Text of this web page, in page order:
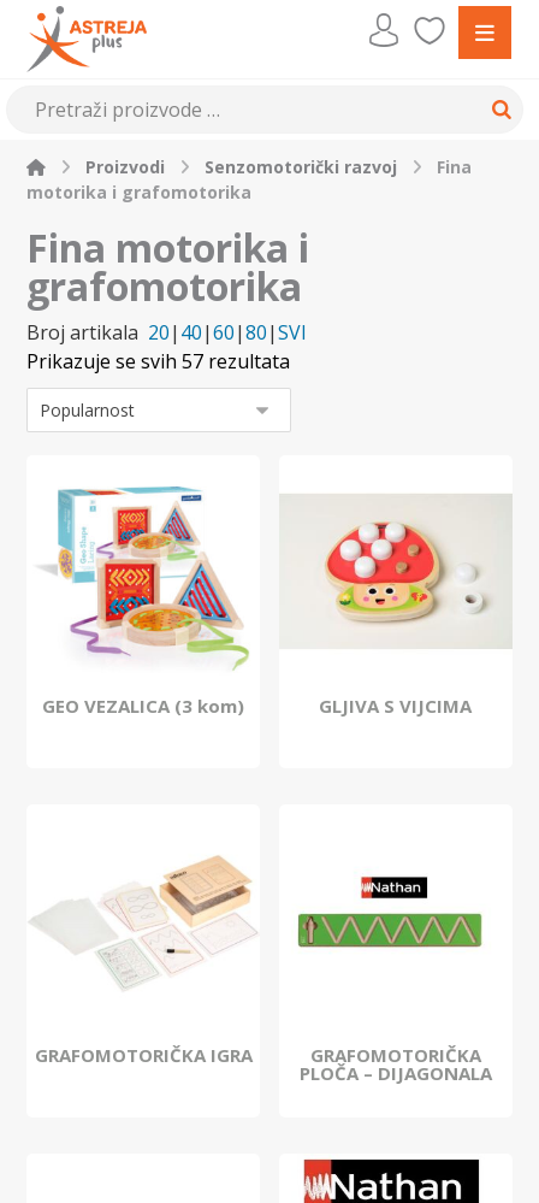
Proizvodi Senzomotorički razvoj
Fina
motorika i grafomotorika
Fina motorika i
grafomotorika
Broj artikala 20| 40|60|80|SVI
Prikazuje se svih 57 rezultata
GEO VEZALICA (3 kom) GLJIVA S VIJCIMA
GRAFOMOTORIČKA IGRA GRAFOMOTORIČKA
PLOČA – DIJAGONALA